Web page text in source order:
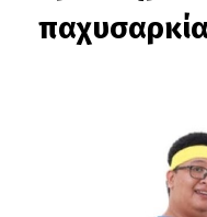
παχυσαρκία